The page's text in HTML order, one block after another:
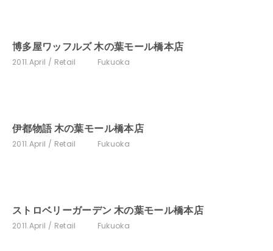
博多屋ワッフルズ 木の葉モール橋本店
2011.April Retail Fukuoka
伊都物語 木の葉モール橋本店
2011.April Retail Fukuoka
ストロベリーガーデン 木の葉モール橋本店
2011.April Retail Fukuoka